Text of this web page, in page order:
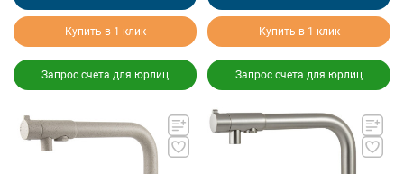
Купить в 1 клик
Запрос счета для юрлиц
Купить в 1 клик
Запрос счета для юрлиц